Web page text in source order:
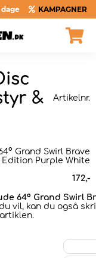
KAMPAGNER
&
Artikelnr.
Grand Swirl Brave
Purple White
172,-
64° Grand Swirl
vil, kan du også